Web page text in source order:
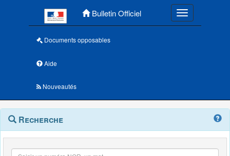
Bulletin Officiel Toggle
Documents opposables
Aide
Nouveautés
Navigation
outils
Menu
contextuel
Recherche